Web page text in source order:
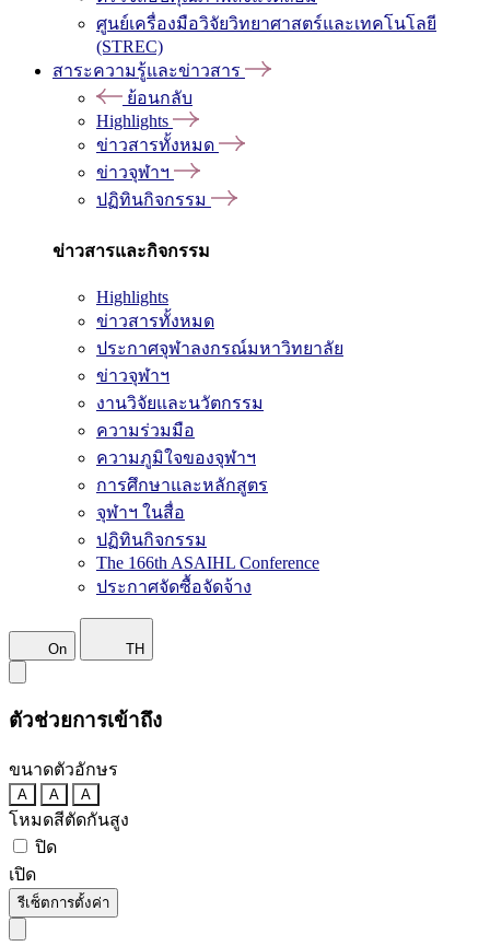
ศูนย์เครื่องมือวิจัยวิทยาศาสตร์และเทคโนโลยี
(STREC)
สาระความรู้และข่าวสาร
ย้อนกลับ
Highlights
ข่าวสารทั้งหมด
ข่าวจุฬาฯ
ปฏิทินกิจกรรม
ข่าวสารและกิจกรรม
Highlights
ข่าวสารทั้งหมด
ประกาศจุฬาลงกรณ์มหาวิทยาลัย
ข่าวจุฬาฯ
งานวิจัยและนวัตกรรม
ความร่วมมือ
ความภูมิใจของจุฬาฯ
การศึกษาและหลักสูตร
จุฬาฯ ในสื่อ
ปฏิทินกิจกรรม
The 166th ASAIHL Conference
ประกาศจัดซื้อจัดจ้าง
On TH
ตัวช่วยการเข้าถึง
ขนาดตัวอักษร
A A A
โหมดสีตัดกันสูง
ปิด
เปิด
รีเซ็ตการตั้งค่า